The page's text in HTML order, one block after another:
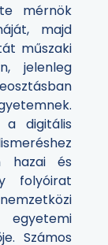
mérnök
majd
műszaki
jelenleg
digitális
hazai és
folyóirat
egyetemi
Számos